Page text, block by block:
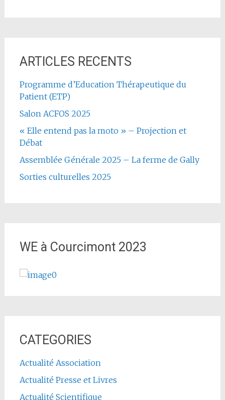
ARTICLES RECENTS
Programme d’Education Thérapeutique du
Patient (ETP)
Salon ACFOS 2025
« Elle entend pas la moto » – Projection et
Débat
Assemblée Générale 2025 – La ferme de Gally
Sorties culturelles 2025
WE à Courcimont 2023
CATEGORIES
Actualité Association
Actualité Presse et Livres
Actualité Scientifique